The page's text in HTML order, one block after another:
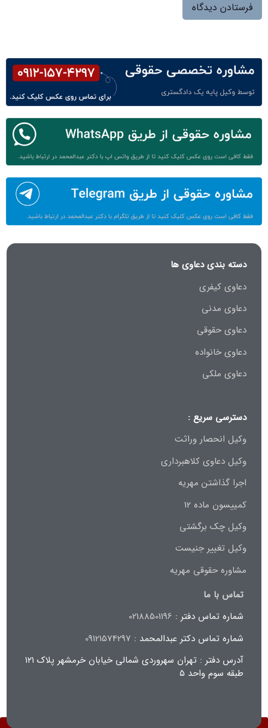
دسته بندی دعاوی ها
دعاوی کیفری
دعاوی مدنی
دعاوی حقوقی
دعاوی خانواده
دعاوی ملکی
دسترسی سریع :
وکیل انحصار وراثت
وکیل دعاوی کلاهبرداری
اجرا گذاشتن مهریه
کمییسون ماده 12
وکیل چک برگشتی
وکیل تغییر جنیست
مشاوره حقوقی مهریه
تماس با ما
شماره تماس دفتر : 02188501196
شماره تماس دکتر عبدالمحمد : 09121574297
آدرس دفتر : تهران سهروردی شمالی خیابان خرمشهر پلاک ۱۲۱
طبقه سوم واحد ۵